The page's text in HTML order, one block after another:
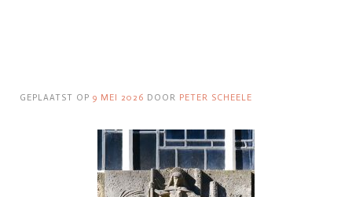
GEPLAATST OP 9 MEI 2026 DOOR PETER SCHEELE